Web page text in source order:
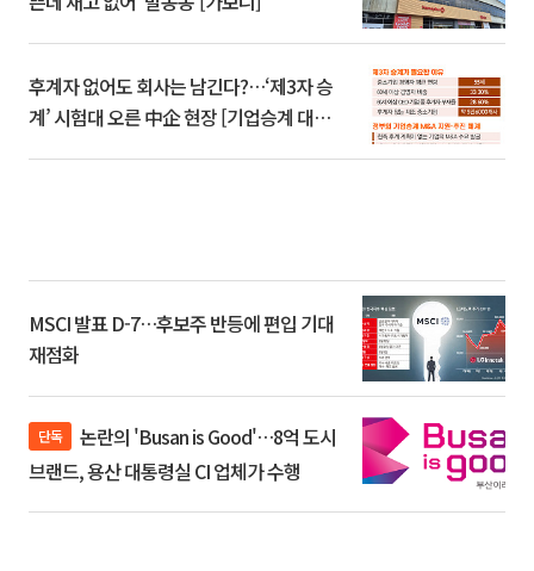
후계자 없어도 회사는 남긴다?…‘제3자 승
계’ 시험대 오른 中企 현장 [기업승계 대전
MSCI 발표 D-7…후보주 반등에 편입 기대
재점화
단독
브랜드, 용산 대통령실 CI 업체가 수행